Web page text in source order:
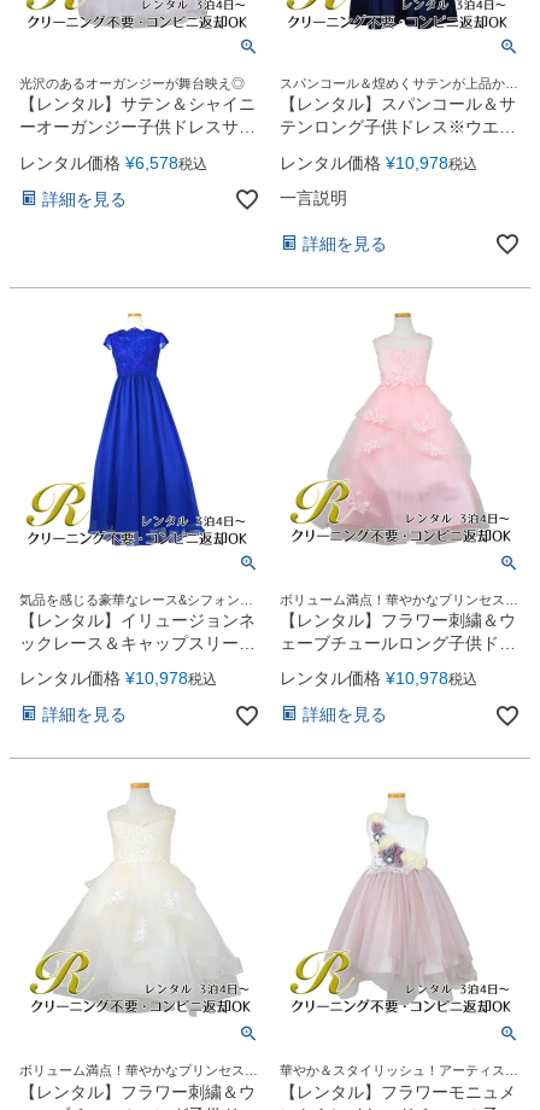
光沢のあるオーガンジーが舞台映え◎
【レンタル】サテン＆シャイニ
ーオーガンジー子供ドレスサニ
ー(KD149)ピンク
レンタル価格 ¥6,578税込
詳細を見る
スパンコール＆煌めくサテンが上品かつ
華やかなＡラインロングドレス
【レンタル】スパンコール＆サ
テンロング子供ドレス※ウエス
トリボン結び型(YP136B)ネイ
ビー
レンタル価格 ¥10,978税込
一言説明
詳細を見る
気品を感じる豪華なレース&シフォンロ
ングドレス
【レンタル】イリュージョンネ
ックレース＆キャップスリーブ
シフォンロング子供ドレス
(YP158)ロイヤルブルー
レンタル価格 ¥10,978税込
詳細を見る
ボリューム満点！華やかなプリンセスド
レス
【レンタル】フラワー刺繍＆ウ
ェーブチュールロング子供ドレ
ス(YP135)ベビーピンク
レンタル価格 ¥10,978税込
詳細を見る
ボリューム満点！華やかなプリンセスド
レス
【レンタル】フラワー刺繍＆ウ
華やか＆スタイリッシュ！アーティステ
ィックなエアリードレス
【レンタル】フラワーモニュメ